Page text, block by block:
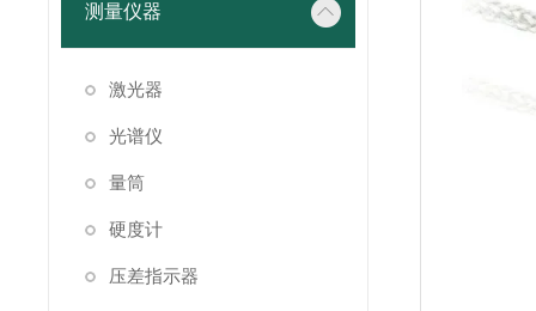
测量仪器
激光器
光谱仪
量筒
硬度计
压差指示器